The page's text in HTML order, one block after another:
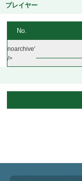
プレイヤー
No.
noarchive'
/>